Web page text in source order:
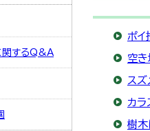
ポイ
空き
スズ
カラ
樹木
関するQ&A